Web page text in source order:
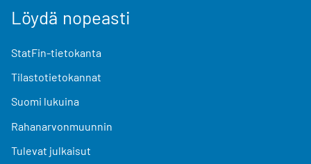
Löydä nopeasti
StatFin-tietokanta
Tilastotietokannat
Suomi lukuina
Rahanarvonmuunnin
Tulevat julkaisut